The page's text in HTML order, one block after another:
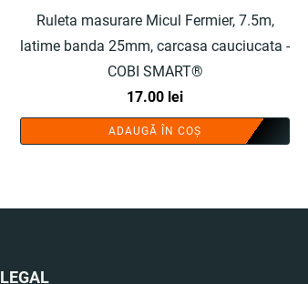
Ruleta masurare Micul Fermier, 7.5m,
latime banda 25mm, carcasa cauciucata -
COBI SMART®
17.00 lei
ADAUGĂ ÎN COȘ
LEGAL